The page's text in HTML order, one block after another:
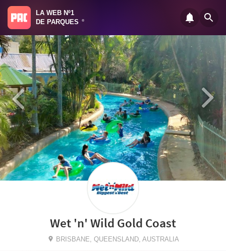
LA WEB Nº1
DE PARQUES
®
Wet 'n' Wild Gold Coast
BRISBANE, QUEENSLAND, AUSTRALIA